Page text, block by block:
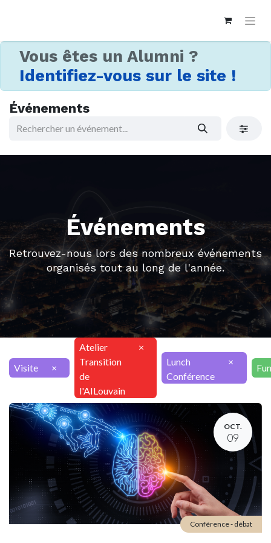
Vous êtes un Alumni ?
Identifiez-vous sur le site !
Événements
Événements
Retrouvez-nous lors des nombreux événements
organisés tout au long de l'année.
Visite ×
Atelier
Transition
de
l'AILouvain
×
Lunch
Conférence
×
Fun
OCT.
09
Conférence - débat